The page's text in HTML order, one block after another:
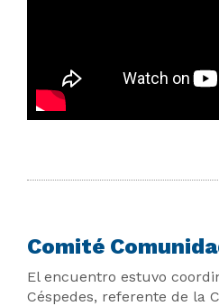
Comité
El encuentro estuvo
Céspedes, referente de la